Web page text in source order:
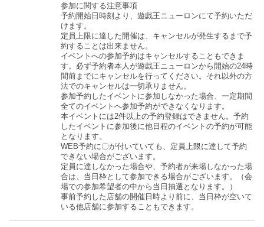
参加に関する注意事項
予約開始日時刻より、遊戯王ニューロンにて予約いただ
けます。
定員上限に達した開催は、キャンセルが発生するまで予
約することは出来ません。
イベントへの参加予約はキャンセルすることもできま
す。必ず予約者本人が遊戯王ニューロンから開始の24時
間前までにキャンセルを行ってください。それ以外の方
法でのキャンセルは一切承りません。
参加予約したイベントに参加しなかった場合、一定期間
全てのイベントへ参加予約ができなくなります。
本イベントには2件以上の予約登録はできません。予約
したイベントに参加後に他日程のイベントの予約が可能
となります。
WEB予約に〇が付いていても、定員上限に達して予約
できない場合がございます。
定員に達しなかった場合や、予約者が来場しなかった場
合は、当日枠として参加できる場合がございます。（会
場での参加希望者の中から当日抽選となります。）
事前予約した店舗の開催日時より前に、当日枠が空いて
いる他店舗に参加することもできます。